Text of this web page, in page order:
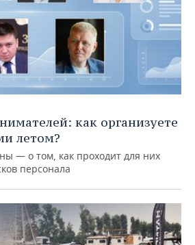
как организуете
летом?
— о том, как проходит для них
персонала